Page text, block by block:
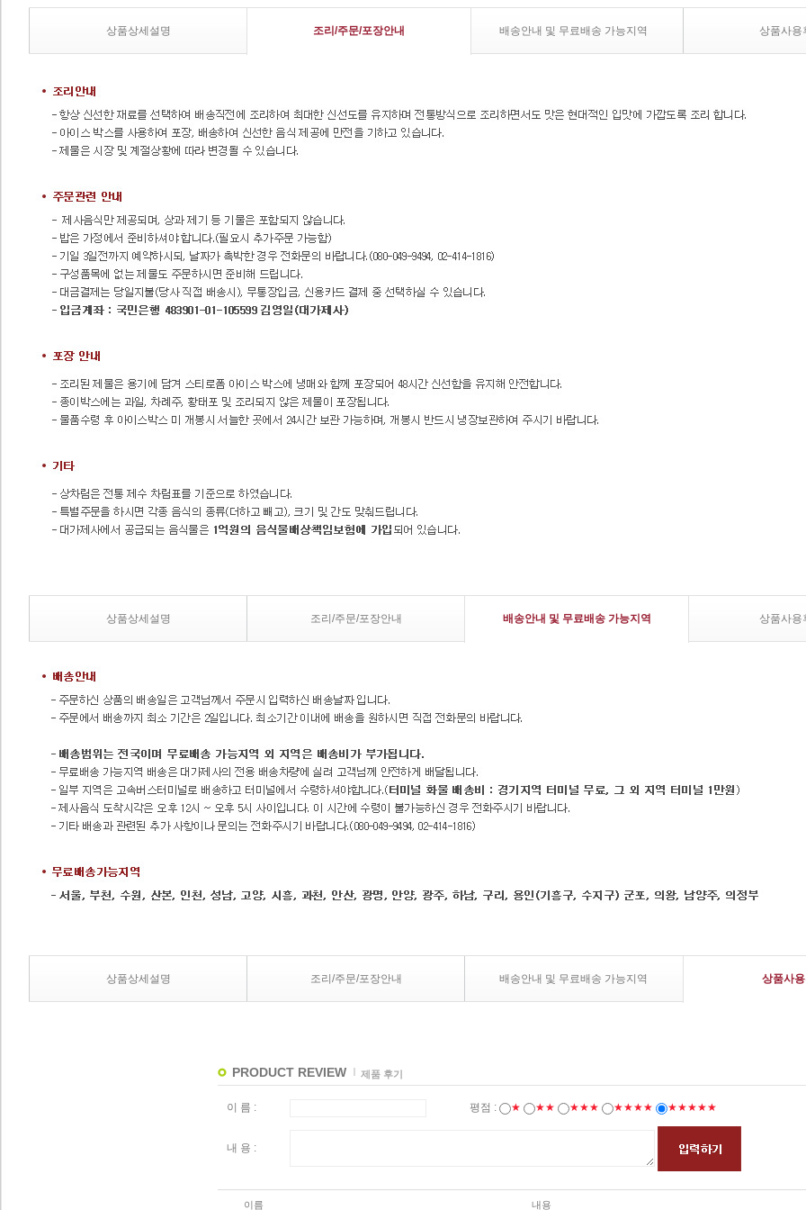
상품상세설명 조리/주문/포장안내 배송안내 및 무료배송 가능지역 상품사용
상품상세설명 조리/주문/포장안내 배송안내 및 무료배송 가능지역 상품사용
상품상세설명 조리/주문/포장안내 배송안내 및 무료배송 가능지역 상품사
PRODUCT REVIEW 제품 후기
이 름 : 평점 : ★ ★★ ★★★ ★★★★ ★★★★★
내 용 :
이름 내용